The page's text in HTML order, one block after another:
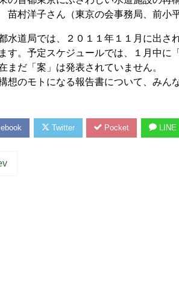
村洋子さん（東京の会事務局、前小平
水道局では、２０１１年１１月に出さ
す。予定スケジュールでは、１月中に
まだ「案」は発表されていません。
想のモトになる報告書について、みん
Twitter Pocket LINE